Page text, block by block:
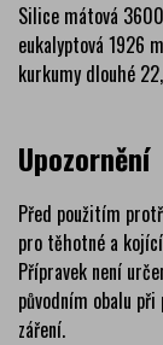
Silice mátová
eukalyptová 1926
kurkumy dlouhé
Upozornění
Před použitím
pro těhotné a
Přípravek není
původním obalu
záření.